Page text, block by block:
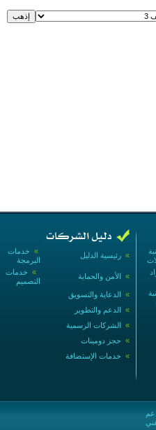
» خدمات
البرمجة
» رئيسية الدليل
» خدمات
التصميم
» الأمن والحماية
» الدعاية والتسويق
» الدعم والتطوير
» الشركات الرسمية
» حجز دومينات
» خدمات الإستضافة